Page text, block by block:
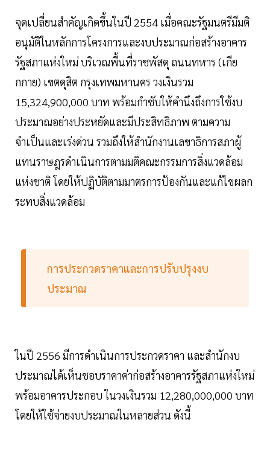
จุดเปลี่ยนสำคัญเกิดขึ้นในปี 2554 เมื่อคณะรัฐมนตรีมีมติ
อนุมัติในหลักการโครงการและงบประมาณก่อสร้างอาคาร
รัฐสภาแห่งใหม่ บริเวณพื้นที่ราชพัสดุ ถนนทหาร (เกีย
กกาย) เขตดุสิต กรุงเทพมหานคร วงเงินรวม
15,324,900,000 บาท พร้อมกำชับให้คำนึงถึงการใช้งบ
ประมาณอย่างประหยัดและมีประสิทธิภาพ ตามความ
จำเป็นและเร่งด่วน รวมถึงให้สำนักงานเลขาธิการสภาผู้
แทนราษฎรดำเนินการตามมติคณะกรรมการสิ่งแวดล้อม
แห่งชาติ โดยให้ปฏิบัติตามมาตรการป้องกันและแก้ไขผลก
ระทบสิ่งแวดล้อม
การประกวดราคาและการปรับปรุงงบ
ประมาณ
ในปี 2556 มีการดำเนินการประกวดราคา และสำนักงบ
ประมาณได้เห็นชอบราคาค่าก่อสร้างอาคารรัฐสภาแห่งใหม่
พร้อมอาคารประกอบ ในวงเงินรวม 12,280,000,000 บาท
โดยให้ใช้จ่ายงบประมาณในหลายส่วน ดังนี้